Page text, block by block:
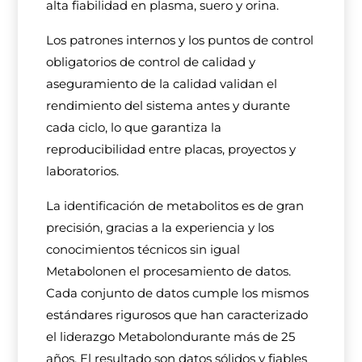
alta fiabilidad en plasma, suero y orina.
Los patrones internos y los puntos de control
obligatorios de control de calidad y
aseguramiento de la calidad validan el
rendimiento del sistema antes y durante
cada ciclo, lo que garantiza la
reproducibilidad entre placas, proyectos y
laboratorios.
La identificación de metabolitos es de gran
precisión, gracias a la experiencia y los
conocimientos técnicos sin igual
Metabolonen el procesamiento de datos.
Cada conjunto de datos cumple los mismos
estándares rigurosos que han caracterizado
el liderazgo Metabolondurante más de 25
años. El resultado son datos sólidos y fiables